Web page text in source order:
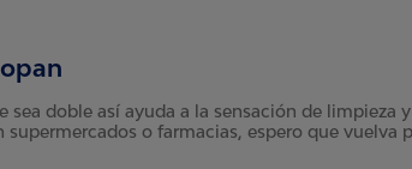
sea doble así ayuda a la sensación de
supermercados o farmacias, espero que vuelva